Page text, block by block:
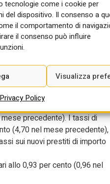
tecnologie come i cookie per
del dispositivo. Il consenso a
il comportamento di
il consenso può influire
Visualizza
Privacy Policy
armonizzata
per cento sui dodici mesi (-1,0
nullo sui dodici mesi (-0,2
per cento (-3,1 nel mese
a ottobre); la raccolta
di interesse sui prestiti
(Tasso Annuale
questi prestiti con periodo di
precedente). Il TAEG sulle
precedente). I tassi di
(4,70 nel mese precedente),
sui nuovi prestiti di importo
allo 0,93 per cento (0,96 nel